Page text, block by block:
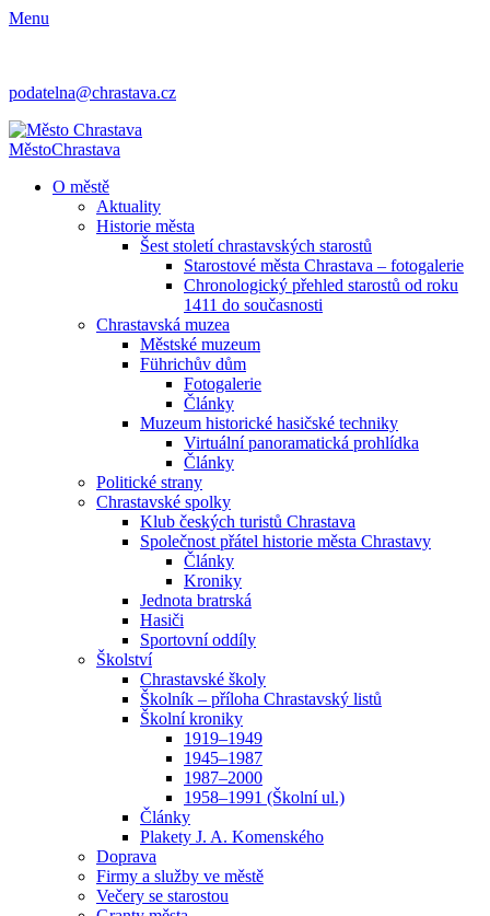
Menu
podatelna@chrastava.cz
MěstoChrastava
O městě
Aktuality
Historie města
Šest století chrastavských starostů
Starostové města Chrastava – fotogalerie
Chronologický přehled starostů od roku
1411 do současnosti
Chrastavská muzea
Městské muzeum
Führichův dům
Fotogalerie
Články
Muzeum historické hasičské techniky
Virtuální panoramatická prohlídka
Články
Politické strany
Chrastavské spolky
Klub českých turistů Chrastava
Společnost přátel historie města Chrastavy
Články
Kroniky
Jednota bratrská
Hasiči
Sportovní oddíly
Školství
Chrastavské školy
Školník – příloha Chrastavský listů
Školní kroniky
1919–1949
1945–1987
1987–2000
1958–1991 (Školní ul.)
Články
Plakety J. A. Komenského
Doprava
Firmy a služby ve městě
Večery se starostou